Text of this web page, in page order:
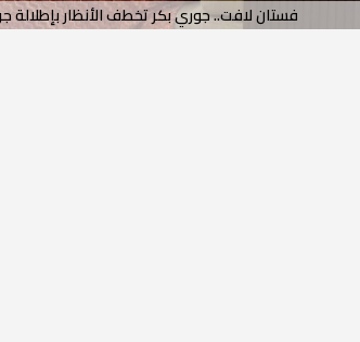
فستان لافت.. جوري بكر تخطف الأنظار بإطلالة